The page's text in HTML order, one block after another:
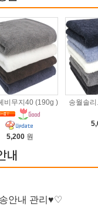
비무지40 (190g )
5,200 원
송월솔
안내 관리 ♥♡